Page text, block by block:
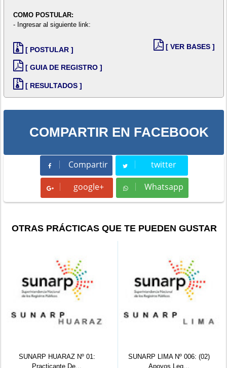
COMO POSTULAR:
- Ingresar al siguiente link:
[ POSTULAR ]
[ GUIA DE REGISTRO ]
[ RESULTADOS ]
[ VER BASES ]
COMPARTIR EN FACEBOOK
Compartir
Compartir twitter
Tweet
google+ Whatsapp
Whatsapp
OTRAS PRÁCTICAS QUE TE PUEDEN GUSTAR
SUNARP LIMA Nº 006: (02)
Apoyos Leg...
SUNARP HUANCAYO